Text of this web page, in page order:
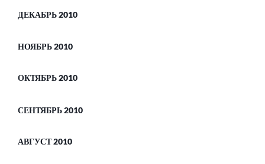
ДЕКАБРЬ 2010
НОЯБРЬ 2010
ОКТЯБРЬ 2010
СЕНТЯБРЬ 2010
АВГУСТ 2010